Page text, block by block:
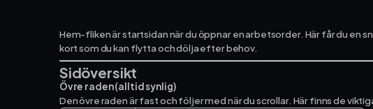
Hem-fliken är startsidan när du öppnar en arbetsorder. Här får du en
kort som du kan flytta och dölja efter behov.
Sidöversikt
Övre raden (alltid synlig)
Den övre raden är fast och följer med när du scrollar. Här finns de